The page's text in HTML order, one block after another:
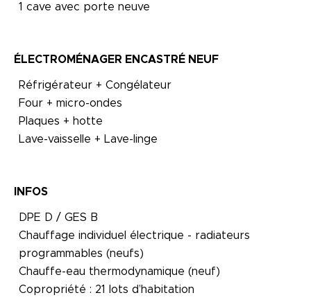
1 cave avec porte neuve
ÉLECTROMÉNAGER ENCASTRÉ NEUF
Réfrigérateur + Congélateur
Four + micro-ondes
Plaques + hotte
Lave-vaisselle + Lave-linge
INFOS
DPE D / GES B
Chauffage individuel électrique - radiateurs
programmables (neufs)
Chauffe-eau thermodynamique (neuf)
Copropriété : 21 lots d’habitation